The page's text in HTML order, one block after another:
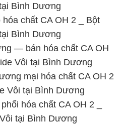
Bình Dương
chất CA OH 2 _ Bột
Bình Dương
— bán hóa chất CA OH
Vôi tại Bình Dương
mại hóa chất CA OH 2
Vôi tại Bình Dương
hóa chất CA OH 2 _
tại Bình Dương